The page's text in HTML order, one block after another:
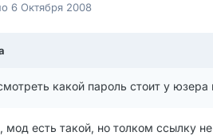
6 Октября 2008
какой пароль стоит у юзера
мод есть такой, но толком ссылку